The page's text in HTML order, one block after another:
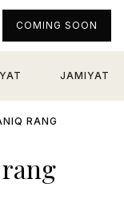
JAMIYAT
COMING SOON
RANG